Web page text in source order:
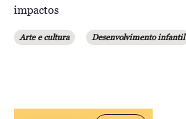
impactos
Arte e cultura Desenvolvimento infantil